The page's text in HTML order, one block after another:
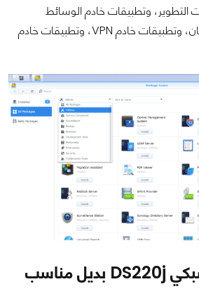
التطوير، وتطبيقات خادم الوسائط
المتعددة، وتطبيقات الأمان، وتطبيقات خادم VPN، وتطبيقات خادم
جهاز التخزين الشبكي DS220j بديل مناسب